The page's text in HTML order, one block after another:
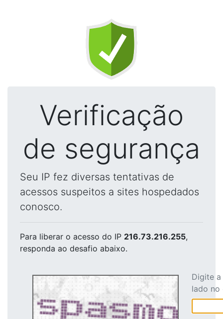
Verificação
de segurança
Seu IP fez diversas tentativas de
acessos suspeitos a sites hospedados
conosco.
Para liberar o acesso do IP 216.73.216.255,
responda ao desafio abaixo.
Digite
lado no